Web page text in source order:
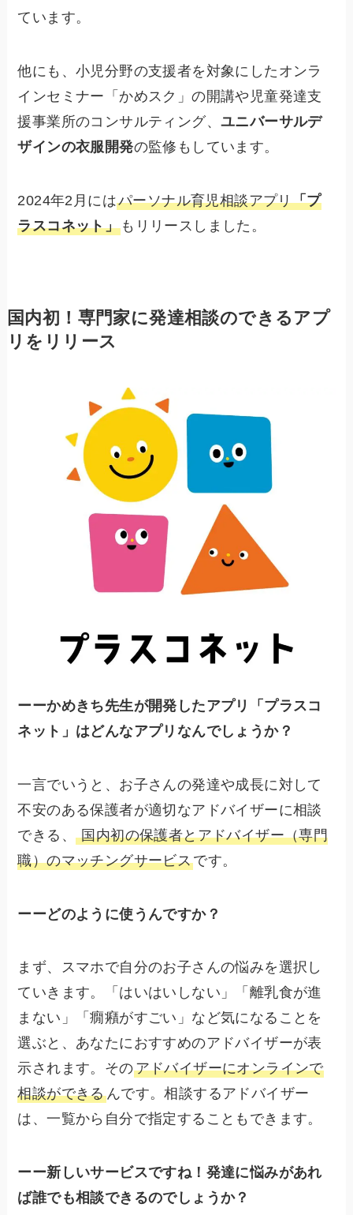
ています。
他にも、小児分野の支援者を対象にしたオンラ
インセミナー「かめスク」の開講や児童発達支
援事業所のコンサルティング、ユニバーサルデ
ザインの衣服開発の監修もしています。
2024年2月にはパーソナル育児相談アプリ「プ
ラスコネット」 もリリースしました。
国内初！専門家に発達相談のできるアプ
リをリリース
ーーかめきち先生が開発したアプリ「プラスコ
ネット」はどんなアプリなんでしょうか？
一言でいうと、お子さんの発達や成長に対して
不安のある保護者が適切なアドバイザーに相談
できる、国内初の保護者とアドバイザー（専門
職）のマッチングサービスです。
ーーどのように使うんですか？
まず、スマホで自分のお子さんの悩みを選択し
ていきます。「はいはいしない」「離乳食が進
まない」「癇癪がすごい」など気になることを
選ぶと、あなたにおすすめのアドバイザーが表
示されます。そのアドバイザーにオンラインで
相談ができるんです。相談するアドバイザー
は、一覧から自分で指定することもできます。
ーー新しいサービスですね！発達に悩みがあれ
ば誰でも相談できるのでしょうか？